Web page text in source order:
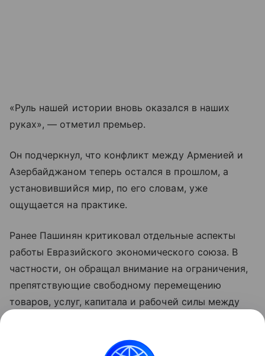
«Руль нашей истории вновь оказался в наших
руках», — отметил премьер.
Он подчеркнул, что конфликт между Арменией и
Азербайджаном теперь остался в прошлом, а
установившийся мир, по его словам, уже
ощущается на практике.
Ранее Пашинян критиковал отдельные аспекты
работы Евразийского экономического союза. В
частности, он обращал внимание на ограничения,
препятствующие свободному перемещению
товаров, услуг, капитала и рабочей силы между
для бизнеса и эффективность интеграции.